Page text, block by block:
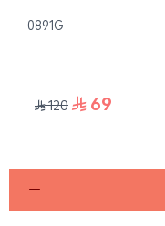
0891G
69
120